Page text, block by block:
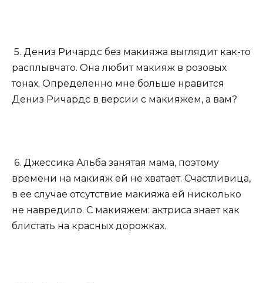
5. Дениз Ричардс без макияжа выглядит как-то
расплывчато. Она любит макияж в розовых
тонах. Определенно мне больше нравится
Дениз Ричардс в версии с макияжем, а вам?
6. Джессика Альба занятая мама, поэтому
времени на макияж ей не хватает. Счастливица,
в ее случае отсутствие макияжа ей нисколько
не навредило. С макияжем: актриса знает как
блистать на красных дорожках.